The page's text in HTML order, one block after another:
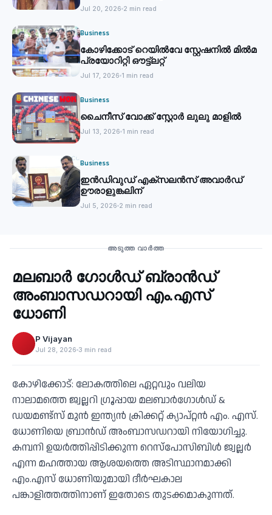
Jul 20, 2026 2 min read
Business
കോഴിക്കോട് റെയില്‍വേ സ്റ്റേഷനില്‍ മില്‍മ
പ്രയോറിറ്റി ഔട്ട്‌ലറ്റ്
Jul 17, 2026 1 min read
Business
ചൈനീസ് വോക്ക് സ്റ്റോര്‍ ലുലു മാളില്‍
Jul 13, 2026 1 min read
Business
ഇൻഡിവുഡ് എക്സലൻസ് അവാർഡ്
ഊരാളുങ്കലിന്
Jul 5, 2026 2 min read
അടുത്ത വാർത്ത
‹
മലബാര്‍ ഗോൾഡ് ബ്രാന്‍ഡ്
അംബാസഡറായി എം.എസ്
ധോണി
P Vijayan
Jul 28, 2026 3 min read
കോഴിക്കോട്: ലോകത്തിലെ ഏറ്റവും വലിയ
നാലാമത്തെ ജ്വല്ലറി ഗ്രൂപ്പായ മലബാര്‍ഗോള്‍ഡ് &
ഡയമണ്ട്‌സ് മുന്‍ ഇന്ത്യന്‍ ക്രിക്കറ്റ് ക്യാപ്റ്റന്‍ എം. എസ്.
ധോണിയെ ബ്രാന്‍ഡ് അംബാസഡറായി നിയോഗിച്ചു.
കമ്പനി ഉയര്‍ത്തിപ്പിടിക്കുന്ന റെസ്‌പോസിബിള്‍ ജ്വല്ലര്‍
എന്ന മഹത്തായ ആശയത്തെ അടിസ്ഥാനമാക്കി
എം.എസ് ധോണിയുമായി ദീര്‍ഘകാല
പങ്കാളിത്തത്തിനാണ് ഇതോടെ തുടക്കമാകുന്നത്.